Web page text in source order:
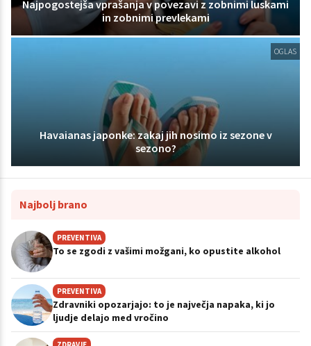
Najpogostejša vprašanja v povezavi z zobnimi luskami
in zobnimi prevlekami
OGLAS
Havaianas japonke: zakaj jih nosimo iz sezone v
sezono?
Najbolj brano
PREVENTIVA
To se zgodi z vašimi možgani, ko opustite alkohol
PREVENTIVA
Zdravniki opozarjajo: to je največja napaka, ki jo
ljudje delajo med vročino